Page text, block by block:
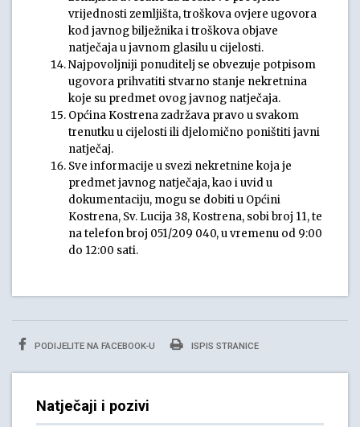
vrijednosti zemljišta, troškova ovjere ugovora
kod javnog bilježnika i troškova objave
natječaja u javnom glasilu u cijelosti.
Najpovoljniji ponuditelj se obvezuje potpisom
ugovora prihvatiti stvarno stanje nekretnina
koje su predmet ovog javnog natječaja.
Općina Kostrena zadržava pravo u svakom
trenutku u cijelosti ili djelomično poništiti javni
natječaj.
Sve informacije u svezi nekretnine koja je
predmet javnog natječaja, kao i uvid u
dokumentaciju, mogu se dobiti u Općini
Kostrena, Sv. Lucija 38, Kostrena, sobi broj 11, te
na telefon broj 051/209 040, u vremenu od 9:00
do 12:00 sati.
PODIJELITE NA FACEBOOK-U ISPIS STRANICE
Natječaji i pozivi